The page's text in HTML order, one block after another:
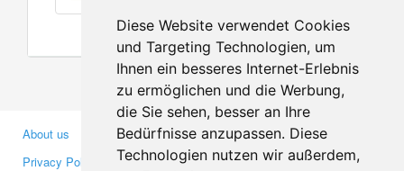
Diese Website verwendet Cookies
und Targeting Technologien, um
Ihnen ein besseres Internet-Erlebnis
zu ermöglichen und die Werbung,
die Sie sehen, besser an Ihre
Bedürfnisse anzupassen. Diese
Technologien nutzen wir außerdem,
About us
Privacy Policy
Business Partners
Investors